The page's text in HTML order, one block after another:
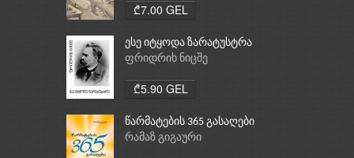
₾7.00 GEL
ესე იტყოდა ზარატუსტრა
ფრიდრიხ ნიცშე
₾5.90 GEL
წარმატების 365 გასაღები
რამაზ გიგაური